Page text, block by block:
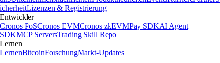
icherheitLizenzen & Registrierung
Entwickler
Cronos PoSCronos EVMCronos zkEVMPay SDKAI Agent
SDKMCP ServersTrading Skill Repo
Lernen
LernenBitcoinForschungMarkt-Updates